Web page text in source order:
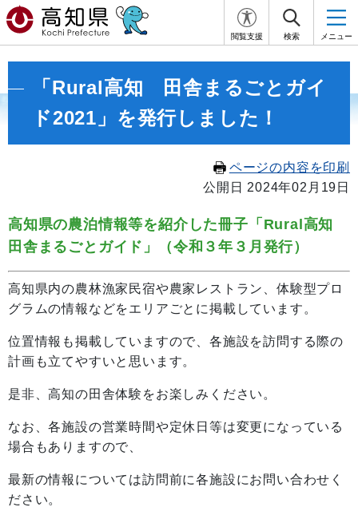
閲覧支援 検索 メニュー
「Rural高知 田舎まるごとガイ
ド2021」を発行しました！
ページの内容を印刷
公開日 2024年02月19日
高知県の農泊情報等を紹介した冊子「 Rural高知
田舎まるごとガイド」（令和３年３月発行）
高知県内の農林漁家民宿や農家レストラン、体験型プロ
グラムの情報などをエリアごとに掲載しています。
位置情報も掲載していますので、各施設を訪問する際の
計画も立てやすいと思います。
是非、高知の田舎体験をお楽しみください。
なお、各施設の営業時間や定休日等は変更になっている
場合もありますので、
最新の情報については訪問前に各施設にお問い合わせく
ださい。